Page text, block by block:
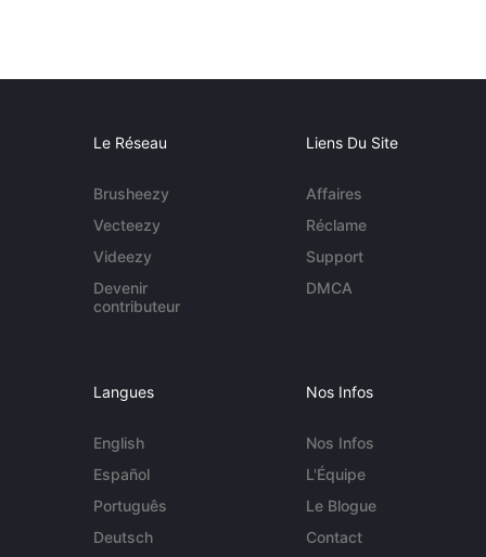
Le Réseau
Brusheezy
Vecteezy
Videezy
Devenir
contributeur
Liens Du Site
Affaires
Réclame
Support
DMCA
Langues
English
Español
Português
Deutsch
Nos Infos
Nos Infos
L'Équipe
Le Blogue
Contact